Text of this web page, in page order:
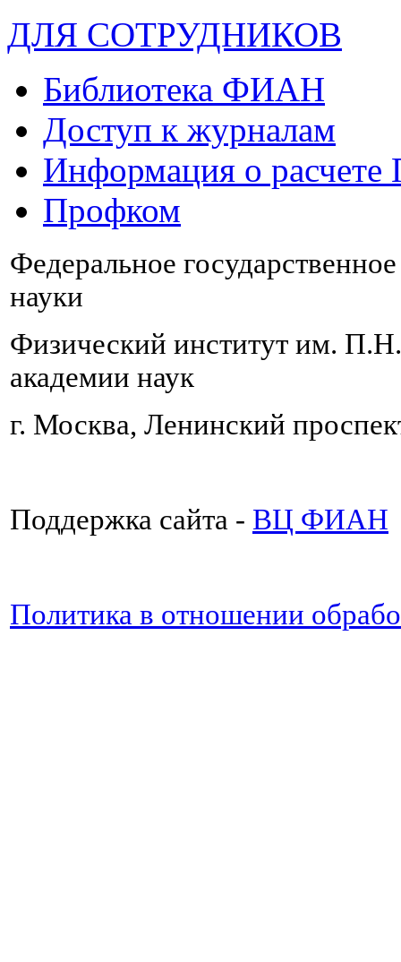
ДЛЯ СОТРУДНИКОВ
Библиотека ФИАН
Доступ к журналам
Информация о
Профком
Федеральное
науки
Физический институт им.
академии наук
г. Москва, Ленинский
Поддержка сайта - ВЦ ФИАН
Политика в отношении